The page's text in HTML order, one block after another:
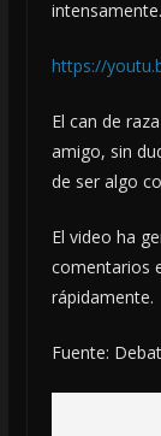
intensamente.
https://
El can de
amigo, sin
de ser algo
El video ha
comentarios
rápidamente.
Fuente: